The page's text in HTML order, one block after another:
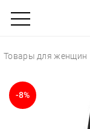
Товары для женщин
-8%